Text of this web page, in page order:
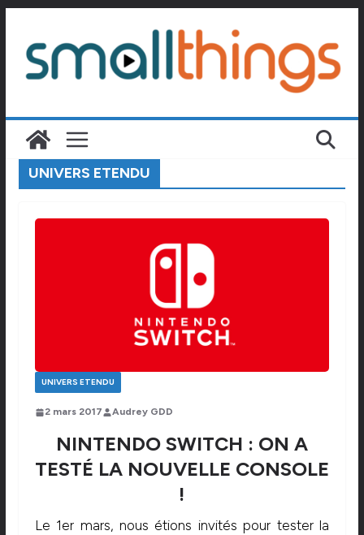
contenu
UNIVERS ETENDU
UNIVERS ETENDU
2 mars 2017 Audrey GDD
NINTENDO SWITCH : ON A
TESTÉ LA NOUVELLE CONSOLE
!
Le 1er mars, nous étions invités pour tester la